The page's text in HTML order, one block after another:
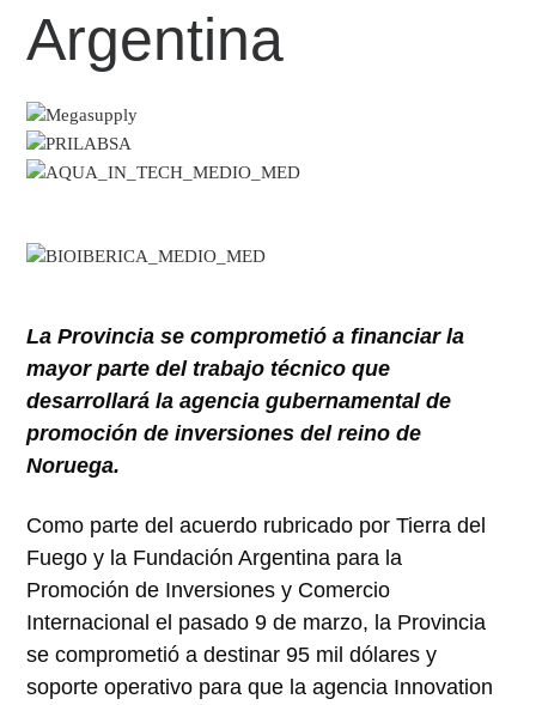
Argentina
La Provincia se comprometió a financiar la
mayor parte del trabajo técnico que
desarrollará la agencia gubernamental de
promoción de inversiones del reino de
Noruega.
Como parte del acuerdo rubricado por Tierra del
Fuego y la Fundación Argentina para la
Promoción de Inversiones y Comercio
Internacional el pasado 9 de marzo, la Provincia
se comprometió a destinar 95 mil dólares y
soporte operativo para que la agencia Innovation